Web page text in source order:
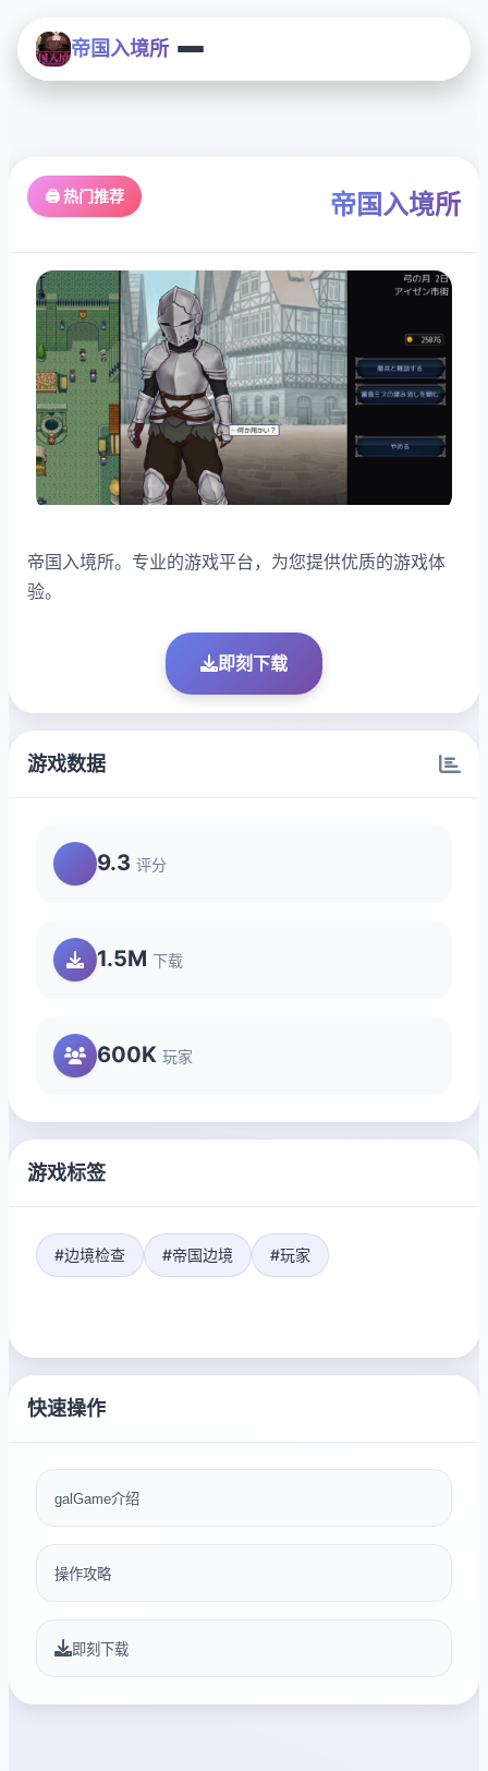
帝国入境所
🖨️ 热门推荐 帝国入境所
帝国入境所。专业的游戏平台，为您提供优质的游戏体
验。
即刻下载
游戏数据
9.3 评分
1.5M 下载
600K 玩家
游戏标签
#边境检查 #帝国边境 #玩家
快速操作
galGame介绍
操作攻略
即刻下载